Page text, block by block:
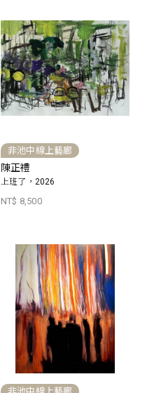
非池中線上藝廊
陳正禮
上班了，2026
NT$ 8,500